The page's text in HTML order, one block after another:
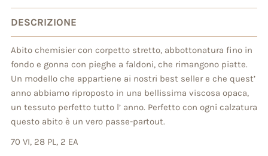
recensioni
DESCRIZIONE
Abito chemisier con corpetto stretto, abbottonatura fino in
fondo e gonna con pieghe a faldoni, che rimangono piatte.
Un modello che appartiene ai nostri best seller e che quest’
anno abbiamo riproposto in una bellissima viscosa opaca,
un tessuto perfetto tutto l’ anno. Perfetto con ogni calzatura
questo abito è un vero passe-partout.
70 VI, 28 PL, 2 EA